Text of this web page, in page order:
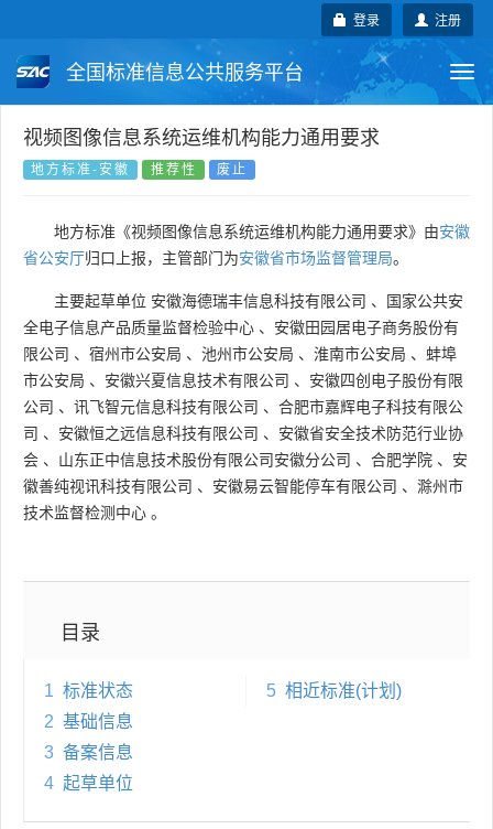
注册
登录
全国标准信息公共服务平台
国家标准 行业标准 地方标准
国外标准 技术委员会
视频图像信息系统运维机构能力通用要求
地方标准-安徽 推荐性 废止
地方标准《视频图像信息系统运维机构能力通用要求》由安徽
省公安厅归口上报，主管部门为安徽省市场监督管理局。
主要起草单位 安徽海德瑞丰信息科技有限公司 、
国家公共安
全电子信息产品质量监督检验中心 、 安徽田园居电子商务股份有
限公司 、 宿州市公安局 、 池州市公安局 、 淮南市公安局 、 蚌埠
市公安局 、 安徽兴夏信息技术有限公司 、 安徽四创电子股份有限
公司 、 讯飞智元信息科技有限公司 、 合肥市嘉辉电子科技有限公
司 、 安徽恒之远信息科技有限公司 、 安徽省安全技术防范行业协
会 、 山东正中信息技术股份有限公司安徽分公司 、 合肥学院 、 安
徽善纯视讯科技有限公司 、 安徽易云智能停车有限公司 、 滁州市
技术监督检测中心 。
目录
1 标准状态
2 基础信息
3 备案信息
4 起草单位
5 相近标准(计划)